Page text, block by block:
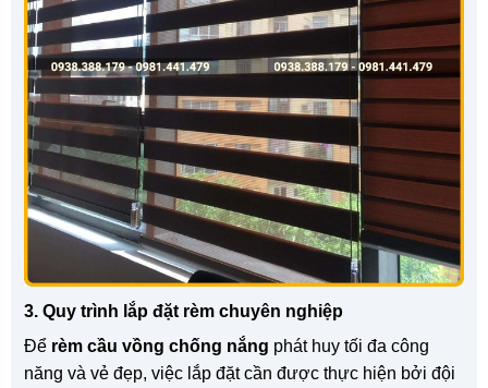
3. Quy trình lắp đặt rèm chuyên nghiệp
Để rèm cầu vồng chống nắng phát huy tối đa công
năng và vẻ đẹp, việc lắp đặt cần được thực hiện bởi đội